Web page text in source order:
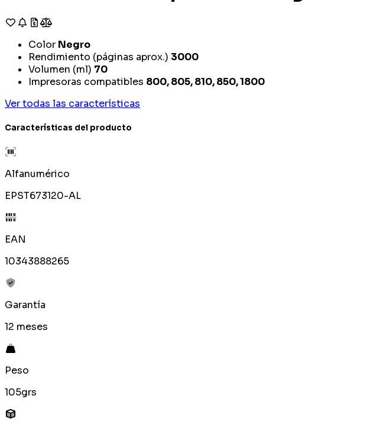
Color Negro
Rendimiento (páginas aprox.) 3000
Volumen (ml) 70
Impresoras compatibles 800, 805, 810, 850, 1800
Ver todas las características
Características del producto
Alfanumérico
EPST673120-AL
EAN
10343888265
Garantía
12 meses
Peso
105grs